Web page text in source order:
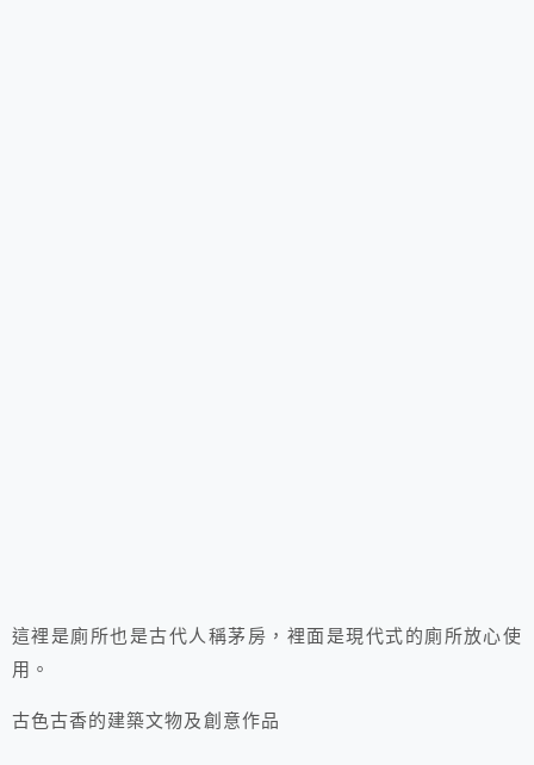
這裡是廁所也是古代人稱茅房，裡面是現代式的廁所放心使
用。
古色古香的建築文物及創意作品